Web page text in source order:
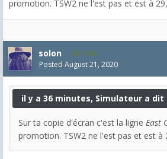
promotion. TSW2 ne l'est pas et est à
solon 1,548
Posted August 21, 2020
il y a 36 minutes, Simulateur a dit
Sur ta copie d'écran c'est la ligne East
promotion. TSW2 ne l'est pas et est à